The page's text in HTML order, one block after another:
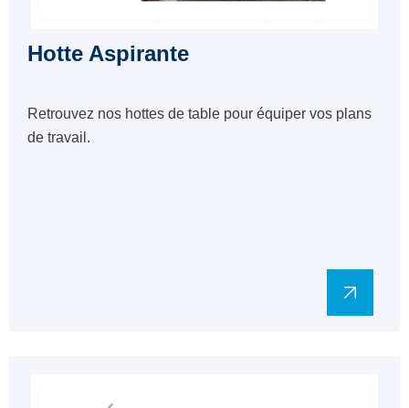
Hotte Aspirante
Retrouvez nos hottes de table pour équiper vos plans
de travail.